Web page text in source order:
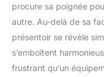
procure sa poignée
autre. Au-delà de sa
présentoir se révèle
s’emboîtent
frustrant qu’un